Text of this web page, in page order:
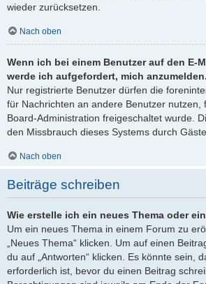
wieder zurücksetzen.
Nach oben
Wenn ich bei einem Benutzer auf den E-
werde ich aufgefordert, mich anzumelden.
Nur registrierte Benutzer dürfen die
für Nachrichten an andere Benutzer nutzen,
Board-Administration freigeschaltet wurde.
den Missbrauch dieses Systems durch
Nach oben
Beiträge schreiben
Wie erstelle ich ein neues Thema oder
Um ein neues Thema in einem Forum zu
„Neues Thema“ klicken. Um auf einen
du auf „Antworten“ klicken. Es könnte sein,
erforderlich ist, bevor du einen Beitrag